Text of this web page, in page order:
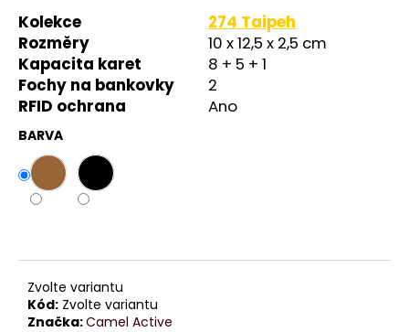
Kolekce
274 Taipeh
Rozměry
10 x 12,5 x 2,5 cm
Kapacita karet
8 + 5 + 1
Fochy na bankovky
2
RFID ochrana
Ano
BARVA
Zvolte variantu
Kód: Zvolte variantu
Značka:Camel Active
č
u
j
e
m
e